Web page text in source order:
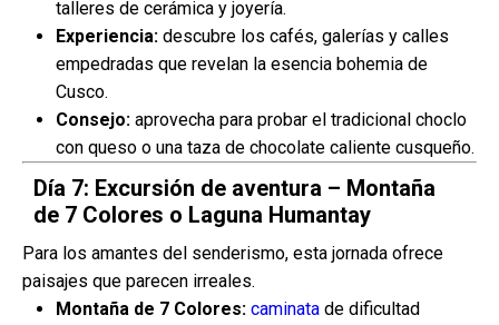
talleres de cerámica y joyería.
Experiencia: descubre los cafés, galerías y calles
empedradas que revelan la esencia bohemia de
Cusco.
Consejo: aprovecha para probar el tradicional choclo
con queso o una taza de chocolate caliente cusqueño.
Día 7: Excursión de aventura – Montaña
de 7 Colores o Laguna Humantay
Para los amantes del senderismo, esta jornada ofrece
paisajes que parecen irreales.
Montaña de 7 Colores: caminata de dificultad